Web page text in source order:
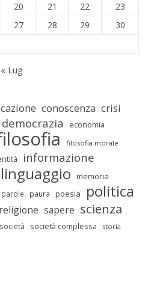
20 21 22
23
27 28 29
30
« Lug
conoscenza crisi
democrazia economia
filosofia morale
informazione
linguaggio memoria
parole paura poesia politica
religione sapere scienza
società società complessa storia